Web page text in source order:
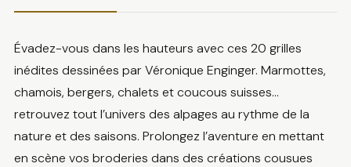
Évadez-vous dans les hauteurs avec ces 20 grilles
inédites dessinées par Véronique Enginger. Marmottes,
chamois, bergers, chalets et coucous suisses…
retrouvez tout l’univers des alpages au rythme de la
nature et des saisons. Prolongez l’aventure en mettant
en scène vos broderies dans des créations cousues